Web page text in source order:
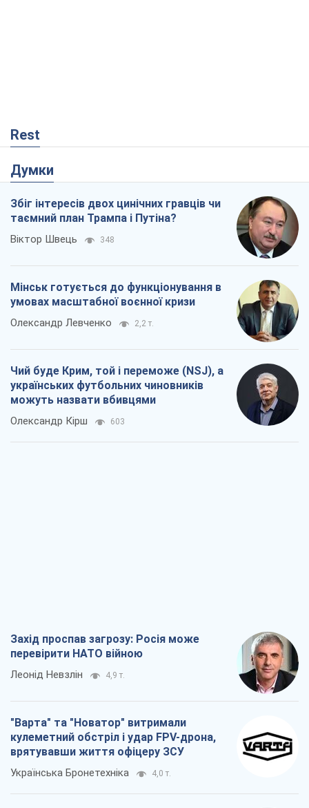
Rest
Думки
Збіг інтересів двох цинічних гравців чи
таємний план Трампа і Путіна?
Віктор Швець 348
Мінськ готується до функціонування в
умовах масштабної воєнної кризи
Олександр Левченко 2,2 т.
Чий буде Крим, той і переможе (NSJ), а
українських футбольних чиновників
можуть назвати вбивцями
Олександр Кірш 603
Захід проспав загрозу: Росія може
перевірити НАТО війною
Леонід Невзлін 4,9 т.
"Варта" та "Новатор" витримали
кулеметний обстріл і удар FPV-дрона,
врятувавши життя офіцеру ЗСУ
Українська Бронетехніка 4,0 т.